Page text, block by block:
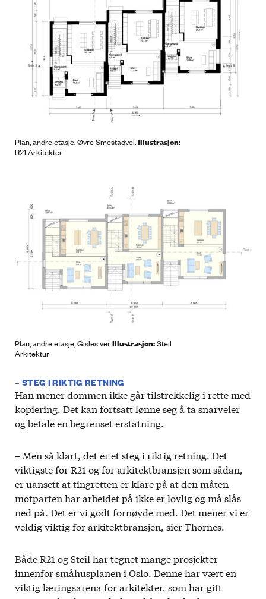
Plan, andre etasje, Øvre Smestadvei.Illustrasjon:
R21 Arkitekter
Plan, andre etasje, Gisles vei.Illustrasjon:Steil
Arkitektur
– STEG I RIKTIG RETNING
Han mener dommen ikke går tilstrekkelig i rette med
kopiering. Det kan fortsatt lønne seg å ta snarveier
og betale en begrenset erstatning.
– Men så klart, det er et steg i riktig retning. Det
viktigste for R21 og for arkitektbransjen som sådan,
er uansett at tingretten er klare på at den måten
motparten har arbeidet på ikke er lovlig og må slås
ned på. Det er vi godt fornøyde med. Det mener vi er
veldig viktig for arkitektbransjen, sier Thornes.
Både R21 og Steil har tegnet mange prosjekter
innenfor småhusplanen i Oslo. Denne har vært en
viktig læringsarena for arkitekter, som har gitt